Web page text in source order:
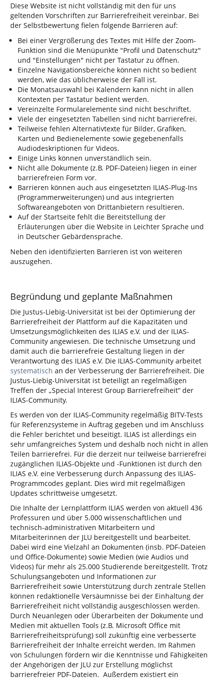
Diese Website ist nicht vollständig mit den für uns
geltenden Vorschriften zur Barrierefreiheit vereinbar. Bei
der Selbstbewertung fielen folgende Barrieren auf:
Bei einer Vergrößerung des Textes mit Hilfe der Zoom-
Funktion sind die Menüpunkte "Profil und Datenschutz"
und "Einstellungen" nicht per Tastatur zu öffnen.
Einzelne Navigationsbereiche können nicht so bedient
werden, wie das üblicherweise der Fall ist.
Die Monatsauswahl bei Kalendern kann nicht in allen
Kontexten per Tastatur bedient werden.
Vereinzelte Formularelemente sind nicht beschriftet.
Viele der eingesetzten Tabellen sind nicht barrierefrei.
Teilweise fehlen Alternativtexte für Bilder, Grafiken,
Karten und Bedienelemente sowie gegebenenfalls
Audiodeskriptionen für Videos.
Einige Links können unverständlich sein.
Nicht alle Dokumente (z.B. PDF-Dateien) liegen in einer
barrierefreien Form vor.
Barrieren können auch aus eingesetzten ILIAS-Plug-Ins
(Programmerweiterungen) und aus integrierten
Softwareangeboten von Drittanbietern resultieren.
Auf der Startseite fehlt die Bereitstellung der
Erläuterungen über die Website in Leichter Sprache und
in Deutscher Gebärdensprache.
Neben den identifizierten Barrieren ist von weiteren
auszugehen.
Begründung und geplante Maßnahmen
Die Justus-Liebig-Universität ist bei der Optimierung der
Barrierefreiheit der Plattform auf die Kapazitäten und
Umsetzungsmöglichkeiten des ILIAS e.V. und der ILIAS-
Community angewiesen. Die technische Umsetzung und
damit auch die barrierefreie Gestaltung liegen in der
Verantwortung des ILIAS e.V. Die ILIAS-Community arbeitet
systematisch an der Verbesserung der Barrierefreiheit. Die
Justus-Liebig-Universität ist beteiligt an regelmäßigen
Treffen der „Special Interest Group Barrierefreiheit“ der
ILIAS-Community.
Es werden von der ILIAS-Community regelmäßig BITV-Tests
für Referenzsysteme in Auftrag gegeben und im Anschluss
die Fehler berichtet und beseitigt. ILIAS ist allerdings ein
sehr umfangreiches System und deshalb noch nicht in allen
Teilen barrierefrei. Für die derzeit nur teilweise barrierefrei
zugänglichen ILIAS-Objekte und -Funktionen ist durch den
ILIAS e.V. eine Verbesserung durch Anpassung des ILIAS-
Programmcodes geplant. Dies wird mit regelmäßigen
Updates schrittweise umgesetzt.
Die Inhalte der Lernplattform ILIAS werden von aktuell 436
Professuren und über 5.000 wissenschaftlichen und
technisch-administrativen Mitarbeitern und
Mitarbeiterinnen der JLU bereitgestellt und bearbeitet.
Dabei wird eine Vielzahl an Dokumenten (insb. PDF-Dateien
und Office-Dokumente) sowie Medien (wie Audios und
Videos) für mehr als 25.000 Studierende bereitgestellt. Trotz
Schulungsangeboten und Informationen zur
Barrierefreiheit sowie Unterstützung durch zentrale Stellen
können redaktionelle Versäumnisse bei der Einhaltung der
Barrierefreiheit nicht vollständig ausgeschlossen werden.
Durch Neuanlegen oder Überarbeiten der Dokumente und
Medien mit aktuellen Tools (z.B. Microsoft Office mit
Barrierefreiheitsprüfung) soll zukünftig eine verbesserte
Barrierefreiheit der Inhalte erreicht werden. Im Rahmen
von Schulungen fördern wir die Kenntnisse und Fähigkeiten
der Angehörigen der JLU zur Erstellung möglichst
barrierefreier PDF-Dateien. Außerdem existiert ein